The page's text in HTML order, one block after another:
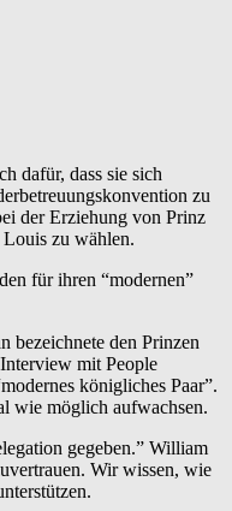
dafür, dass sie sich
zu
der Erziehung von Prinz
zu wählen.
für ihren “modernen”
bezeichnete den Prinzen
mit People
königliches Paar”.
wie möglich aufwachsen.
gegeben.” William
Wir wissen, wie